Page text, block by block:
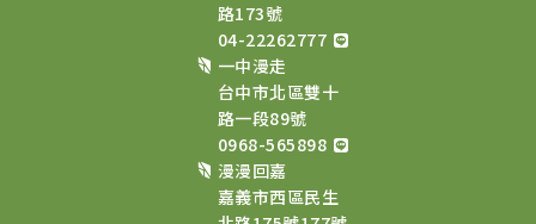
路173號
04-22262777
一中漫走
台中市北區雙十
路一段89號
0968-565898
漫漫回嘉
嘉義市西區民生